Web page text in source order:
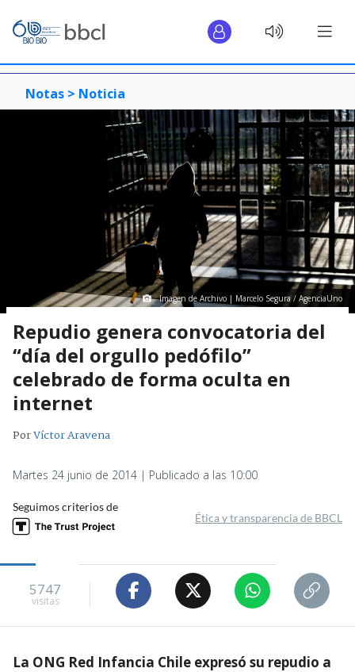
Notas > Noticia
Imagen de Archivo | Marcelo Segura / AgenciaUno
Repudio genera convocatoria del
“día del orgullo pedófilo”
celebrado de forma oculta en
internet
PorVíctor Aravena
Martes 24 junio de 2014 | Publicado a las 10:00
Seguimos criterios de
Ética y transparencia de BBCL
5747
visitas
La ONG Red Infancia Chile expresó su repudio a